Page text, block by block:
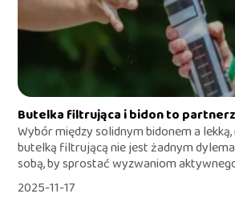
Butelka filtrująca i bidon to
Wybór między solidnym bidonem a
butelką filtrującą nie jest żadnym
sobą, by sprostać wyzwaniom
2025-11-17